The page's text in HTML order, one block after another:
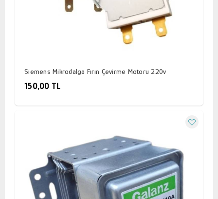
Siemens Mikrodalga Fırın Çevirme Motoru 220v
150,00 TL